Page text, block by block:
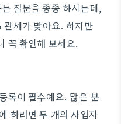
질문을 종종 하시는데,
세가 맞아요. 하지만
꼭 확인해 보세요.
록이 필수예요. 많은 분
하려면 두 개의 사업자